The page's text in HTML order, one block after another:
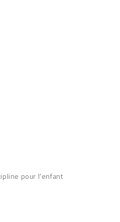
pour l'enfant